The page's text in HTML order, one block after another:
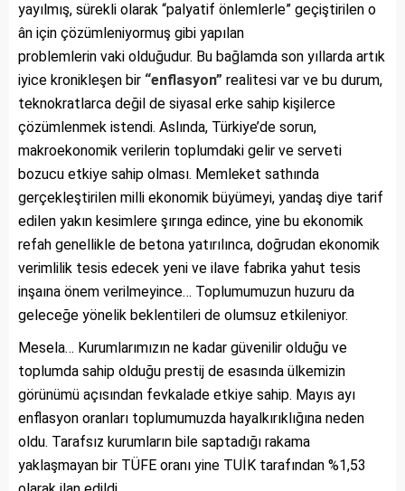
yayılmış, sürekli olarak “palyatif önlemlerle” geçiştirilen o
ân için çözümleniyormuş gibi yapılan
problemlerin vaki olduğudur. Bu bağlamda son yıllarda artık
iyice kronikleşen bir “enflasyon” realitesi var ve bu durum,
teknokratlarca değil de siyasal erke sahip kişilerce
çözümlenmek istendi. Aslında, Türkiye’de sorun,
makroekonomik verilerin toplumdaki gelir ve serveti
bozucu etkiye sahip olması. Memleket sathında
gerçekleştirilen milli ekonomik büyümeyi, yandaş diye tarif
edilen yakın kesimlere şırınga edince, yine bu ekonomik
refah genellikle de betona yatırılınca, doğrudan ekonomik
verimlilik tesis edecek yeni ve ilave fabrika yahut tesis
inşaına önem verilmeyince… Toplumumuzun huzuru da
geleceğe yönelik beklentileri de olumsuz etkileniyor.
Mesela… Kurumlarımızın ne kadar güvenilir olduğu ve
toplumda sahip olduğu prestij de esasında ülkemizin
görünümü açısından fevkalade etkiye sahip. Mayıs ayı
enflasyon oranları toplumumuzda hayalkırıklığına neden
oldu. Tarafsız kurumların bile saptadığı rakama
yaklaşmayan bir TÜFE oranı yine TUİK tarafından %1,53